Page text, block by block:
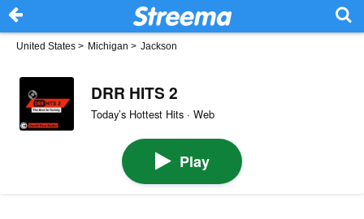
United States > Michigan > Jackson
DRR HITS 2
Today’s Hottest Hits · Web
Play